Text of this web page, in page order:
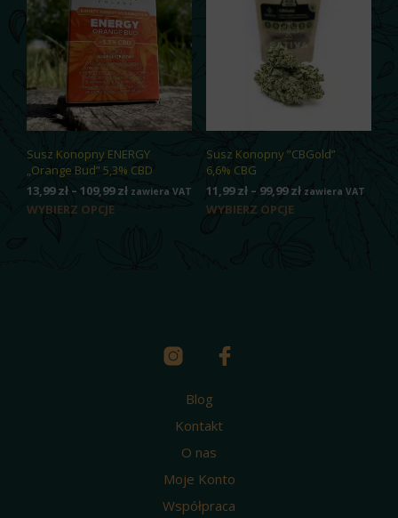
Susz Konopny ENERGY
„Orange Bud” 5,3% CBD
13,99zł – 109,99złZakres
zawiera VAT
WYBIERZ OPCJE
Ten
produktu
Susz Konopny ”CBGold”
6,6% CBG
11,99zł – 99,99złZakres
zawiera VAT
WYBIERZ OPCJE
Blog
Kontakt
O nas
Moje Konto
Współpraca